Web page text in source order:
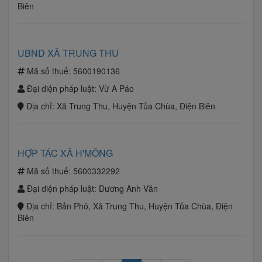
Biên
UBND XÃ TRUNG THU
Mã số thuế: 5600190136
Đại diện pháp luật: Vừ A Páo
Địa chỉ: Xã Trung Thu, Huyện Tủa Chùa, Điện Biên
HỢP TÁC XÃ H'MÔNG
Mã số thuế: 5600332292
Đại diện pháp luật: Dương Anh Văn
Địa chỉ: Bản Phô, Xã Trung Thu, Huyện Tủa Chùa, Điện
Biên